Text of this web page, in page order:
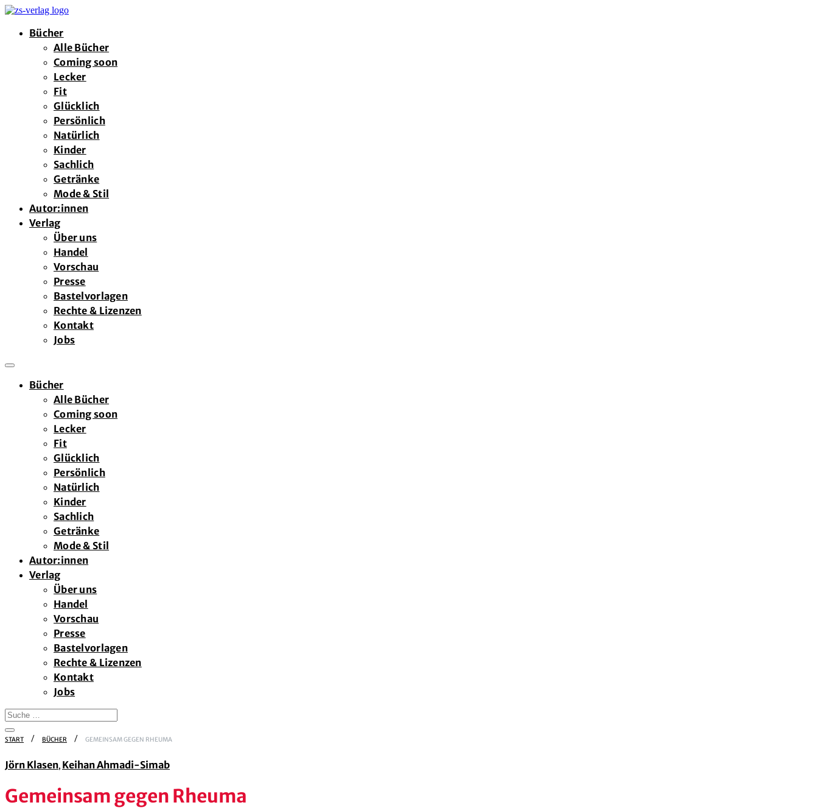
Bücher
Alle Bücher
Coming soon
Lecker
Fit
Glücklich
Persönlich
Natürlich
Kinder
Sachlich
Getränke
Mode & Stil
Autor:innen
Verlag
Über uns
Handel
Vorschau
Presse
Bastelvorlagen
Rechte & Lizenzen
Kontakt
Jobs
Bücher
Alle Bücher
Coming soon
Lecker
Fit
Glücklich
Persönlich
Natürlich
Kinder
Sachlich
Getränke
Mode & Stil
Autor:innen
Verlag
Über uns
Handel
Vorschau
Presse
Bastelvorlagen
Rechte & Lizenzen
Kontakt
Jobs
START BÜCHER GEMEINSAM GEGEN RHEUMA
Jörn Klasen, Keihan Ahmadi-Simab
Gemeinsam gegen Rheuma